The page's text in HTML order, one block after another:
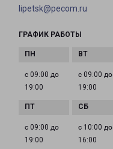
lipetsk@pecom.ru
ГРАФИК РАБОТЫ
с 09:00 до
19:00
с 09:00 до
19:00
с 09:00 до
19:00
с 10:00 до
16:00